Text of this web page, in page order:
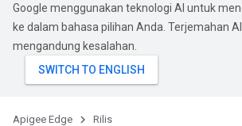
Google menggunakan teknologi AI untuk
ke dalam bahasa pilihan Anda. Terjemahan
mengandung kesalahan.
Apigee Edge Rilis